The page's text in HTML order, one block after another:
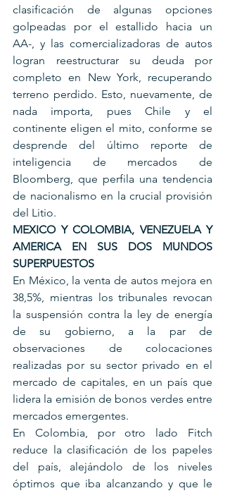
clasificación de algunas opciones
golpeadas por el estallido hacia un
AA-, y las comercializadoras de autos
logran reestructurar su deuda por
completo en New York, recuperando
terreno perdido. Esto, nuevamente, de
nada importa, pues Chile y el
continente eligen el mito, conforme se
desprende del último reporte de
inteligencia de mercados de
Bloomberg, que perfila una tendencia
de nacionalismo en la crucial provisión
del Litio.
MEXICO Y COLOMBIA, VENEZUELA Y
AMERICA EN SUS DOS MUNDOS
SUPERPUESTOS
En México, la venta de autos mejora en
38,5%, mientras los tribunales revocan
la suspensión contra la ley de energía
de su gobierno, a la par de
observaciones de colocaciones
realizadas por su sector privado en el
mercado de capitales, en un país que
lidera la emisión de bonos verdes entre
mercados emergentes.
En Colombia, por otro lado Fitch
reduce la clasificación de los papeles
del país, alejándolo de los niveles
óptimos que iba alcanzando y que le